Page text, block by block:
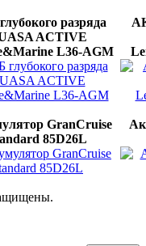
разряда
ACTIVE
L36-AGМ
GranCruise
85D26L